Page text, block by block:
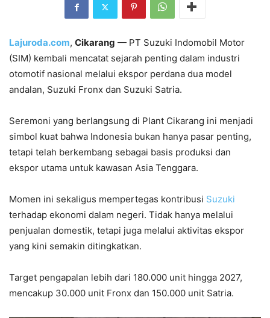
Lajuroda.com, Cikarang — PT Suzuki Indomobil Motor
(SIM) kembali mencatat sejarah penting dalam industri
otomotif nasional melalui ekspor perdana dua model
andalan, Suzuki Fronx dan Suzuki Satria.
Seremoni yang berlangsung di Plant Cikarang ini menjadi
simbol kuat bahwa Indonesia bukan hanya pasar penting,
tetapi telah berkembang sebagai basis produksi dan
ekspor utama untuk kawasan Asia Tenggara.
Momen ini sekaligus mempertegas kontribusi Suzuki
terhadap ekonomi dalam negeri. Tidak hanya melalui
penjualan domestik, tetapi juga melalui aktivitas ekspor
yang kini semakin ditingkatkan.
Target pengapalan lebih dari 180.000 unit hingga 2027,
mencakup 30.000 unit Fronx dan 150.000 unit Satria.